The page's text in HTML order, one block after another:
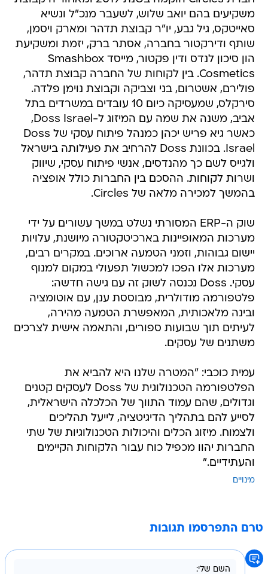
שותף ודירקטור בחברה, אסתר ברק, יזמת ומשקיעת
הון סיכון לנדס ודין פקטור, מייסד Smashbox
Cosmetics. בין לקוחות של החברה קבוצת תדהר,
פולירם, אשטרום, בני וצביקה וקבוצת נוימן פלדה.
סירקלס, שמעסיקה כיום 10 עובדים במשרדים בתל
אביב, משנה את שמה עם המיזוג ל-Doss Israel,
כאשר גיא פריש יכהן כמנהל פיתוח עסקי של Doss
Israel. בכוונת Doss להרחיב את פעילותה בישראל
ולגייס לשם כך מהנדסים, אנשי פיתוח עסקי, שיווק
ושרות לקוחות. ההסכם בין החברות כולל אופציה
בהמשך למכירה מלאה של Circles.
שוק ה-ERP המסורתי נשלט במשך עשורים על ידי
יישום גבוהות, וזמני הטמעה ארוכים. במקרים רבים,
מערכות אלו הפכו למכשול תפעולי במקום למנוף
עסקי. Doss נכנסה לשוק זה עם גישה חדשה:
פלטפורמה מודולרית, מבוססת ענן, עם אוטומציה
ובינה מלאכותית, המאפשרת הטמעה מהירה,
לעיתים תוך שבועות ספורים, והתאמה אישית לצרכים
משתנים של עסקים.
עמית כוכבי: "המטרה שלנו היא להביא את
וגדולים, שהם עמוד התווך של הכלכלה הישראלית,
לסייע להם בתהליך הדיגיטציה, לייעל תהליכים
ולצמוח. מיזוג הכלים והיכולות הטכנולוגיות של שתי
החברות יהוו מכפיל כוח עבור הלקוחות הקיימים
והעתידיים."
מינויים